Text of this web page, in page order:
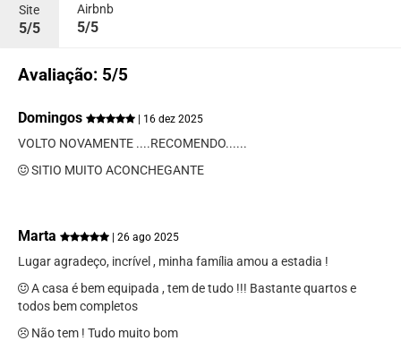
Site
5/5
Airbnb
5/5
Avaliação: 5/5
Domingos | 16 dez 2025
VOLTO NOVAMENTE ....RECOMENDO......
SITIO MUITO ACONCHEGANTE
Marta | 26 ago 2025
Lugar agradeço, incrível , minha família amou a estadia !
A casa é bem equipada , tem de tudo !!! Bastante quartos e
todos bem completos
Não tem ! Tudo muito bom